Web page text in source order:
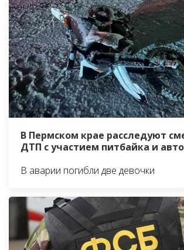
В Пермском крае расследуют
ДТП с участием питбайка и
В аварии погибли две девочки